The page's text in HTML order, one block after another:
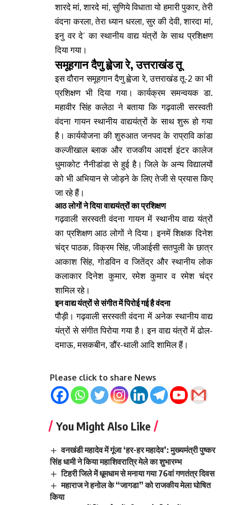
शारदे मां, शारदे मां, सुणिये विधाता यो हमारी पुकार, तेरी
वंदना करला, तेरा ध्यान धरला, सुर की देवी, शारदा मां,
इनु वर दे’ का स्थानीय वाद्य यंत्रों के साथ प्रशिक्षण
दिया गया।
समूहगान दैणु ह्वेजा रे, उत्तराखंड तू
इस दौरान समूहगान दैणु ह्वेजा रे, उत्तराखंड तू-2 का भी
प्रशिक्षण भी दिया गया। कार्यक्रम समन्वयक डा.
महावीर सिंह कलेठा ने बताया कि गढ़वाली सरस्वती
वंदना गायन स्थानीय वाद्ययंत्रों के साथ शुरू हो गया
है। कार्ययोजना की शुरुआत जनपद के राप्रावि कांडा
कल्जीखाल ब्लाक और राजकीय आदर्श इंटर कालेज
धुमाकोट नैनीडांडा से हुई है। जिले के अन्य विद्यालयों
को भी अभियान से जोड़ने के लिए तेजी से प्रयास किए
जा रहे हैं।
आठ लोगों ने दिया वाद्ययंत्रों का प्रशिक्षण
गढ़वाली सरस्वती वंदना गायन में स्थानीय वाद्य यंत्रों
का प्रशिक्षण आठ लोगों ने दिया। इनमें शिक्षक दिनेश
चंद्र पाठक, विक्रम सिंह, जीआईसी सतपुली के छात्र
आकाश सिंह, गोडविन व जितेंद्र और स्थानीय लोक
कलाकार दिनेश कुमार, रमेश कुमार व रमेश चंद्र
शामिल रहे।
इन वाद्य यंत्रों से संगीत में पिरोई गई है वंदना
पौड़ी। गढ़वाली सरस्वती वंदना में अनेक स्थानीय वाद्य
यंत्रों से संगीत पिरोया गया है। इन वाद्य यंत्रों में ढोल-
दमाऊ, मसकबीन, डौंर-थाली आदि शामिल हैं।
Please click to share News
You Might Also Like
वनखंडी महादेव में गूंजा ‘हर-हर महादेव’: मुख्यमंत्री पुष्कर
सिंह धामी ने किया महाशिवरात्रि मेले का शुभारम्भ
टिहरी जिले में धूमधाम से मनाया गया 76वां गणतंत्र दिवस
महाराज ने हनोल के “जागडा” को राजकीय मेला घोषित
किया